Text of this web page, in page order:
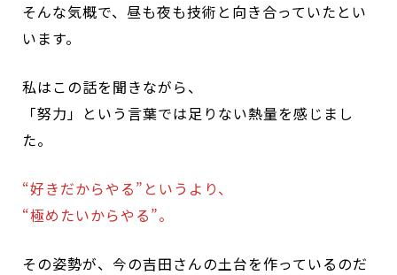
そんな気概で、昼も夜も技術と向き合っていたとい
います。
私はこの話を聞きながら、
「努力」という言葉では足りない熱量を感じまし
た。
“好きだからやる”というより、
“極めたいからやる”。
その姿勢が、今の吉田さんの土台を作っているのだ